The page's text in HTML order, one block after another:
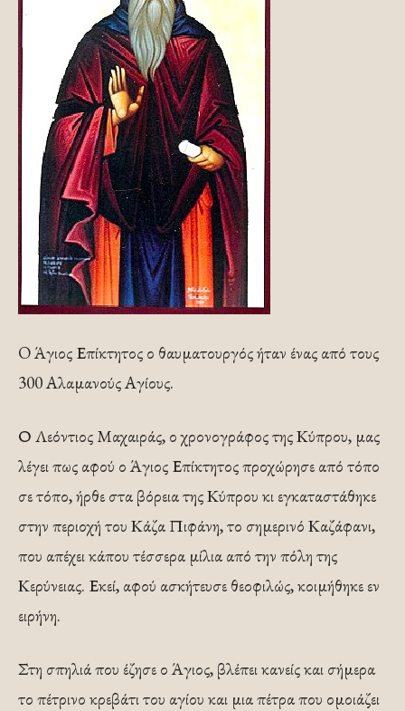
O Άγιος Επίκτητος ο θαυματουργός ήταν ένας από τους
300 Αλαμανούς Αγίους.
Ο Λεόντιος Μαχαιράς, ο χρονογράφος της Κύπρου, μας
λέγει πως αφού ο Άγιος Επίκτητος προχώρησε από τόπο
σε τόπο, ήρθε στα βόρεια της Κύπρου κι εγκαταστάθηκε
στην περιοχή του Κάζα Πιφάνη, το σημερινό Καζάφανι,
που απέχει κάπου τέσσερα μίλια από την πόλη της
Κερύνειας. Εκεί, αφού ασκήτευσε θεοφιλώς, κοιμήθηκε εν
ειρήνη.
Στη σπηλιά που έζησε ο Άγιος, βλέπει κανείς και σήμερα
το πέτρινο κρεβάτι του αγίου και μια πέτρα που ομοιάζει